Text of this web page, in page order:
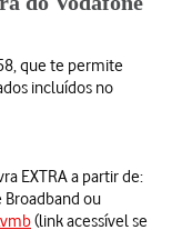
que te permite
incluídos no
EXTRA a partir de:
Broadband ou
(link acessível se